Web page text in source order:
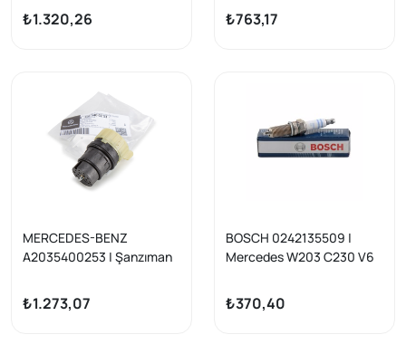
Serisi W211 M271 02-09
₺1.320,26
2015- Rio 1.2-1.25 Benzinli
2011- 6 İleri Vites | 4 Adet
₺763,17
MERCEDES-BENZ
A2035400253 | Şanzıman
W203-W204, E Serisi
W210-W211 Kasa Orijinal
₺1.273,07
BOSCH 0242135509 |
Mercedes W203 C230 V6
₺370,40